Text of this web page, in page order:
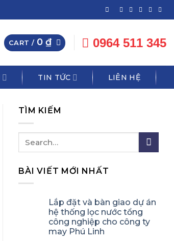
CART / 0₫ 0964 511 345
TIN TỨC LIÊN HỆ
TÌM KIẾM
BÀI VIẾT MỚI NHẤT
Lắp đặt và bàn giao dự án
hệ thống lọc nước tổng
công nghiệp cho công ty
may Phú Linh